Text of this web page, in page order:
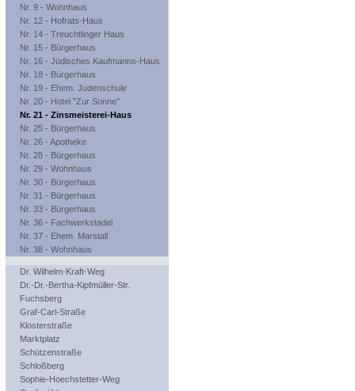
Nr. 9 - Wohnhaus
Nr. 12 - Hofrats-Haus
Nr. 14 - Treuchtlinger Haus
Nr. 15 - Bürgerhaus
Nr. 16 - Jüdisches Kaufmanns-Haus
Nr. 18 - Bürgerhaus
Nr. 19 - Ehem. Judenschule
Nr. 20 - Hotel "Zur Sonne"
Nr. 21 - Zinsmeisterei-Haus
Nr. 25 - Bürgerhaus
Nr. 26 - Apotheke
Nr. 28 - Bürgerhaus
Nr. 29 - Wohnhaus
Nr. 30 - Bürgerhaus
Nr. 31 - Bürgerhaus
Nr. 33 - Bürgerhaus
Nr. 36 - Fachwerkstadel
Nr. 37 - Ehem. Marstall
Nr. 38 - Wohnhaus
Dr. Wilhelm-Kraft-Weg
Dr.-Dr.-Bertha-Kipfmüller-Str.
Fuchsberg
Graf-Carl-Straße
Klosterstraße
Marktplatz
Schützenstraße
Schloßberg
Sophie-Hoechstetter-Weg